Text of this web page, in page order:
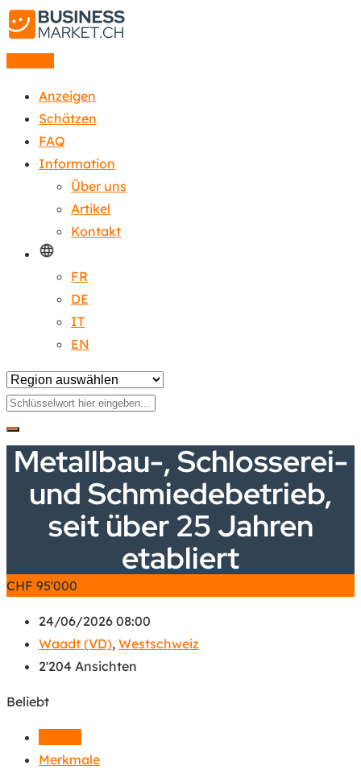
Anzeigen
Schätzen
FAQ
Information
Über uns
Artikel
Kontakt
FR
DE
IT
EN
Metallbau-, Schlosserei-
und Schmiedebetrieb,
seit über 25 Jahren
etabliert
CHF 95'000
24/06/2026 08:00
Waadt (VD), Westschweiz
2'204 Ansichten
Beliebt
Merkmale